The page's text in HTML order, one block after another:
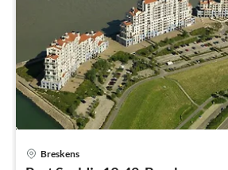
Breskens